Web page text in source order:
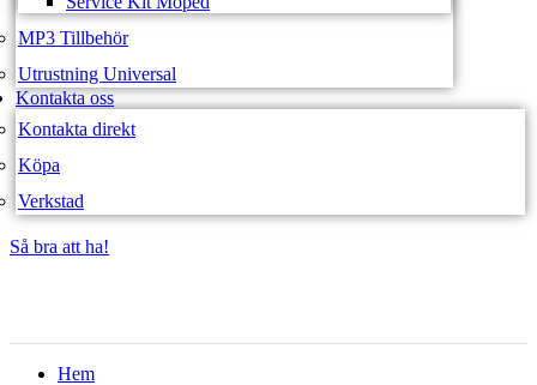
MP3 Tillbehör
Utrustning Universal
Kontakta oss
Kontakta direkt
Köpa
Verkstad
Så bra att ha!
Hem